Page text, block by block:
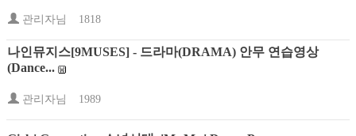
관리자님 1818
나인뮤지스[9MUSES] - 드라마(DRAMA) 안무 연습영상
(Dance...
관리자님 1989